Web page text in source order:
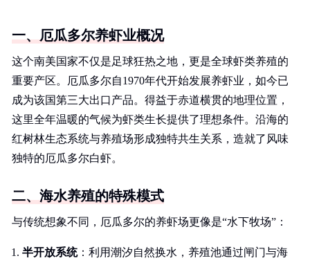
一、厄瓜多尔养虾业概况
这个南美国家不仅是足球狂热之地，更是全球虾类养殖的
重要产区。厄瓜多尔自1970年代开始发展养虾业，如今已
成为该国第三大出口产品。得益于赤道横贯的地理位置，
这里全年温暖的气候为虾类生长提供了理想条件。沿海的
红树林生态系统与养殖场形成独特共生关系，造就了风味
独特的厄瓜多尔白虾。
二、海水养殖的特殊模式
与传统想象不同，厄瓜多尔的养虾场更像是“水下牧场”：
半开放系统：利用潮汐自然换水，养殖池通过闸门与海